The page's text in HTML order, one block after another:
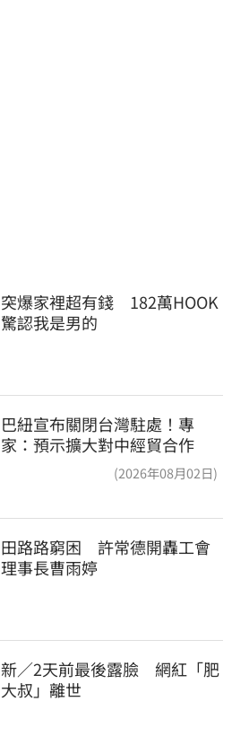
突爆家裡超有錢　182萬HOOK
驚認我是男的
巴紐宣布關閉台灣駐處！專
家：預示擴大對中經貿合作
(2026年08月02日)
田路路窮困　許常德開轟工會
理事長曹雨婷
新／2天前最後露臉　網紅「肥
大叔」離世